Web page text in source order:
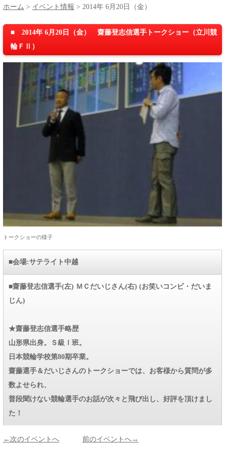
ホーム > イベント情報 > 2014年 6月20日（金）
■ 2014年 6月20日（金） 齋藤登志信選手トークショー（立川競
輪ＦⅡ）
トークショーの様子
■会場:サテライト中越
■齋藤登志信選手(左) ＭＣだいじさん(右) (お笑いコンビ・だいま
じん)
★齋藤登志信選手略歴
山形県出身。Ｓ級Ⅰ班。
日本競輪学校第80期卒業。
齋藤選手＆だいじさんのトークショーでは、お客様から質問が多
数よせられ、
普段聞けない競輪選手のお話が次々と飛び出し、好評を頂けまし
た！
←次のイベントへ 前のイベントへ→